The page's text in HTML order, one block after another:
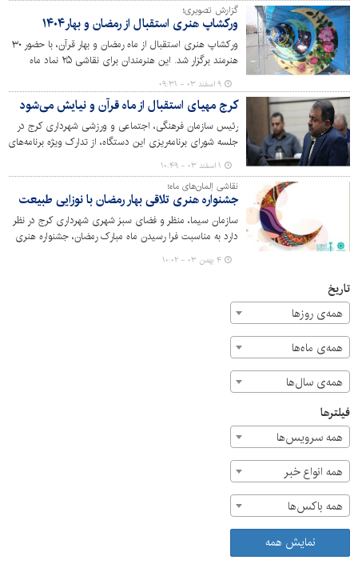
گزارش تصویری؛
ورکشاپ هنری استقبال از رمضان و بهار۱۴۰۴
ورکشاپ هنری استقبال از ماه رمضان و بهار قرآن، با حضور ۳۰
هنرمند برگزار شد. این هنرمندان برای نقاشی ۲۵ نماد ماه
رمضان و ۳۰ بشقاب نوروزی فعالیت می‌کنند.
۹ اسفند ۰۳ - ۰۹:۳۱
کرج مهیای استقبال از ماه قرآن و نیایش می‌شود
رئیس سازمان فرهنگی، اجتماعی و ورزشی شهرداری کرج در
جلسه شورای برنامه‌ریزی این دستگاه، از تدارک ویژه برنامه‌های
قرآنی و فرهنگی در ماه مبارک رمضان خبر داد.
۱ اسفند ۰۳ - ۱۰:۴۹
نقاشی اِلمان‌های ماه؛
جشنواره هنری تلاقی بهار رمضان با نوزایی طبیعت
سازمان سیما، منظر و فضای سبز شهری شهرداری کرج در نظر
دارد به مناسبت فرا رسیدن ماه مبارک رمضان، جشنواره هنری
نقاشی روی المان‌های ماه برگزار کند.
۴ بهمن ۰۳ - ۱۰:۰۲
تاریخ
همه‌ی روزها
همه‌ی ماه‌ها
همه‌ی سال‌ها
فیلترها
همه سرویس‌ها
همه انواع خبر
همه باکس‌ها
نمایش همه